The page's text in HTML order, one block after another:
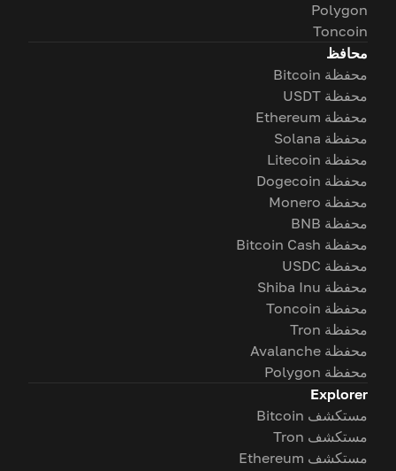
Polygon
Toncoin
محافظ
محفظة Bitcoin
محفظة USDT
محفظة Ethereum
محفظة Solana
محفظة Litecoin
محفظة Dogecoin
محفظة Monero
محفظة BNB
محفظة Bitcoin Cash
محفظة USDC
محفظة Shiba Inu
محفظة Toncoin
محفظة Tron
محفظة Avalanche
محفظة Polygon
Explorer
مستكشف Bitcoin
مستكشف Tron
مستكشف Ethereum